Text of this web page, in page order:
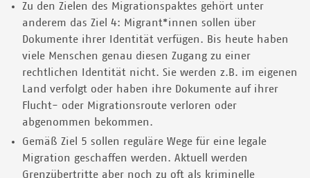
Zu den Zielen des Migrationspaktes gehört unter
anderem das Ziel 4: Migrant*innen sollen über
Dokumente ihrer Identität verfügen. Bis heute haben
viele Menschen genau diesen Zugang zu einer
rechtlichen Identität nicht. Sie werden z.B. im eigenen
Land verfolgt oder haben ihre Dokumente auf ihrer
Flucht- oder Migrationsroute verloren oder
abgenommen bekommen.
Gemäß Ziel 5 sollen reguläre Wege für eine legale
Migration geschaffen werden. Aktuell werden
Grenzübertritte aber noch zu oft als kriminelle